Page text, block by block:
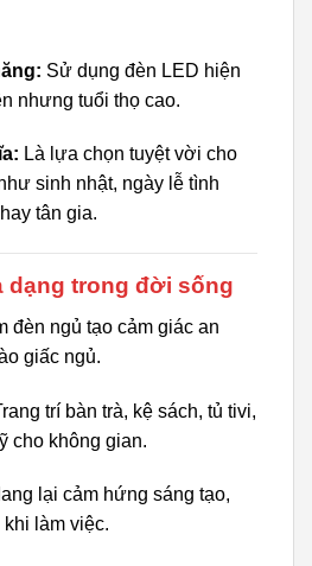
Sử dụng đèn LED hiện
nhưng tuổi thọ cao.
Là lựa chọn tuyệt vời cho
sinh nhật, ngày lễ tình
tân gia.
dạng trong đời sống
đèn ngủ tạo cảm giác an
giấc ngủ.
trí bàn trà, kệ sách, tủ tivi,
cho không gian.
lại cảm hứng sáng tạo,
làm việc.